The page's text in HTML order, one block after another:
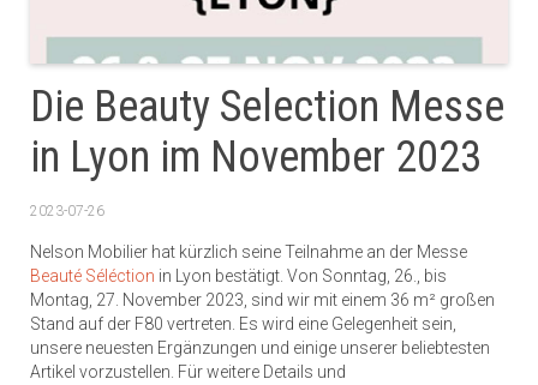
Die Beauty Selection Messe
in Lyon im November 2023
2023-07-26
Nelson Mobilier hat kürzlich seine Teilnahme an der Messe
Beauté Séléction in Lyon bestätigt. Von Sonntag, 26., bis
Montag, 27. November 2023, sind wir mit einem 36 m² großen
Stand auf der F80 vertreten. Es wird eine Gelegenheit sein,
unsere neuesten Ergänzungen und einige unserer beliebtesten
Artikel vorzustellen. Für weitere Details und